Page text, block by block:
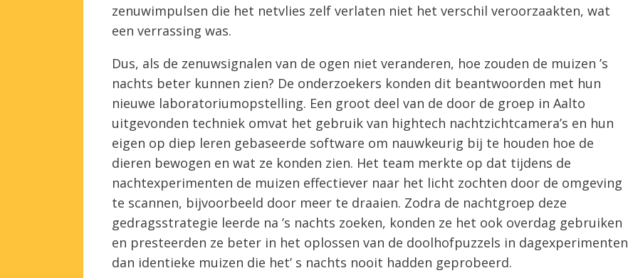
zenuwimpulsen die het netvlies zelf verlaten niet het verschil veroorzaakten, wat
een verrassing was.
Dus, als de zenuwsignalen van de ogen niet veranderen, hoe zouden de muizen ’s
nachts beter kunnen zien? De onderzoekers konden dit beantwoorden met hun
nieuwe laboratoriumopstelling. Een groot deel van de door de groep in Aalto
uitgevonden techniek omvat het gebruik van hightech nachtzichtcamera’s en hun
eigen op diep leren gebaseerde software om nauwkeurig bij te houden hoe de
dieren bewogen en wat ze konden zien. Het team merkte op dat tijdens de
nachtexperimenten de muizen effectiever naar het licht zochten door de omgeving
te scannen, bijvoorbeeld door meer te draaien. Zodra de nachtgroep deze
gedragsstrategie leerde na ’s nachts zoeken, konden ze het ook overdag gebruiken
en presteerden ze beter in het oplossen van de doolhofpuzzels in dagexperimenten
dan identieke muizen die het’ s nachts nooit hadden geprobeerd.